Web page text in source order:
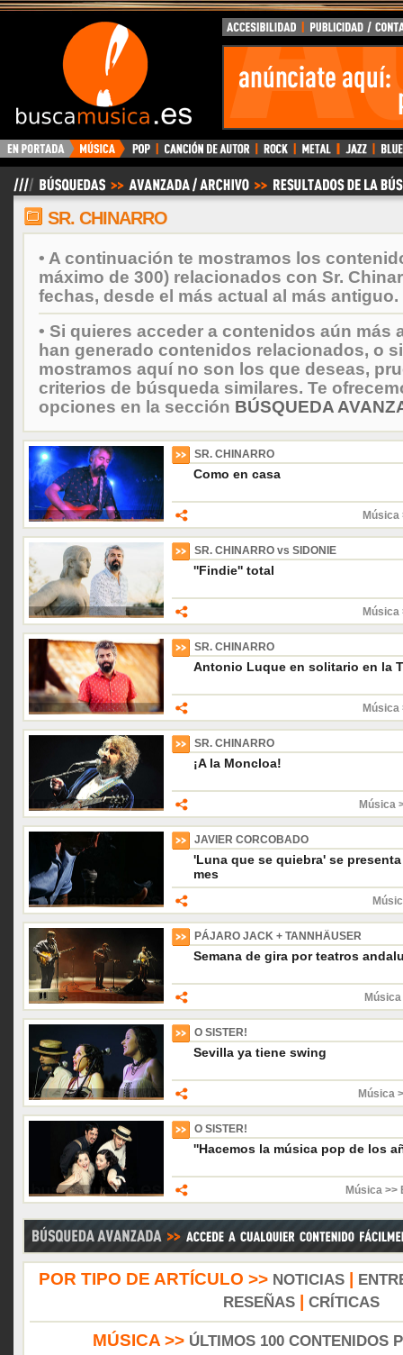
BuscaMusica.es
SR. CHINARRO
• A continuación te mostramos los
máximo de 300) relacionados con Sr.
fechas, desde el más actual al más antiguo.
• Si quieres acceder a contenidos aún más
han generado contenidos relacionados, o
mostramos aquí no son los que deseas,
criterios de búsqueda similares. Te
opciones en la sección BÚSQUEDA
SR. CHINARRO
Como en casa
Música
SR. CHINARRO vs SIDONIE
''Findie'' total
Música
SR. CHINARRO
Antonio Luque en solitario en la
Música
SR. CHINARRO
¡A la Moncloa!
Música
JAVIER CORCOBADO
'Luna que se quiebra' se
mes
PÁJARO JACK + TANNHÄUSER
Semana de gira por teatros
O SISTER!
Sevilla ya tiene swing
Música
O SISTER!
''Hacemos la música pop de los
Música >>
POR TIPO DE ARTÍCULO >> NOTICIAS|
RESEÑAS| CRÍTICAS
MÚSICA >> ÚLTIMOS 100 CONTENIDOS